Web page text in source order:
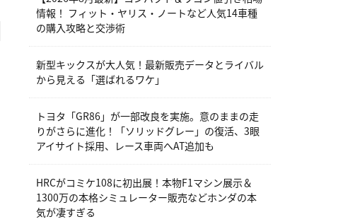
情報！ フィット・ヤリス・ノートなど人気14車種
の購入攻略と交渉術
新型キックスが大人気！最新販売データとライバル
から見える「選ばれるワケ」
トヨタ「GR86」が一部改良を実施。意のままの走
りがさらに進化！「ソリッドグレー」の復活、3眼
アイサイト採用、レース車両へAT追加も
HRCがコミケ108に初出展！本物F1マシン展示＆
1300万の本格シミュレーター販売などホンダの本
気が凄すぎる